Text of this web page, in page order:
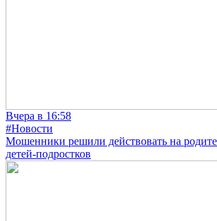
Вчера в 16:58
#Новости
Мошенники решили действовать на
детей-подростков